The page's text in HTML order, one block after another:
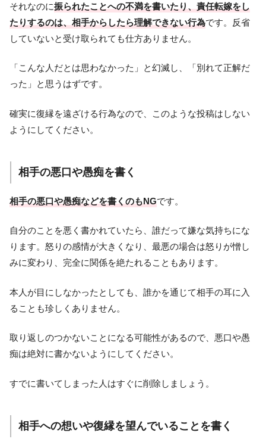
それなのに振られたことへの不満を書いたり、責任転嫁をし
たりするのは、相手からしたら理解できない行為です。反省
していないと受け取られても仕方ありません。
「こんな人だとは思わなかった」と幻滅し、「別れて正解だ
った」と思うはずです。
確実に復縁を遠ざける行為なので、このような投稿はしない
ようにしてください。
相手の悪口や愚痴を書く
相手の悪口や愚痴などを書くのもNGです。
自分のことを悪く書かれていたら、誰だって嫌な気持ちにな
ります。怒りの感情が大きくなり、最悪の場合は怒りが憎し
みに変わり、完全に関係を絶たれることもあります。
本人が目にしなかったとしても、誰かを通じて相手の耳に入
ることも珍しくありません。
取り返しのつかないことになる可能性があるので、悪口や愚
痴は絶対に書かないようにしてください。
すでに書いてしまった人はすぐに削除しましょう。
相手への想いや復縁を望んでいることを書く